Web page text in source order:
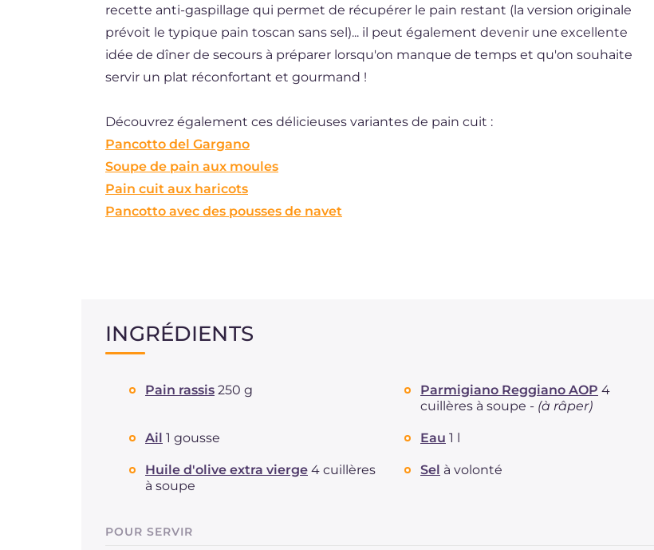
recette anti-gaspillage qui permet de récupérer le pain restant (la version originale
prévoit le typique pain toscan sans sel)... il peut également devenir une excellente
idée de dîner de secours à préparer lorsqu'on manque de temps et qu'on souhaite
servir un plat réconfortant et gourmand !
Découvrez également ces délicieuses variantes de pain cuit :
Pancotto del Gargano
Soupe de pain aux moules
Pain cuit aux haricots
Pancotto avec des pousses de navet
INGRÉDIENTS
Pain rassis 250 g Parmigiano Reggiano AOP 4
cuillères à soupe - (à râper)
Ail 1 gousse Eau 1 l
Huile d'olive extra vierge 4 cuillères
à soupe
Sel à volonté
POUR SERVIR